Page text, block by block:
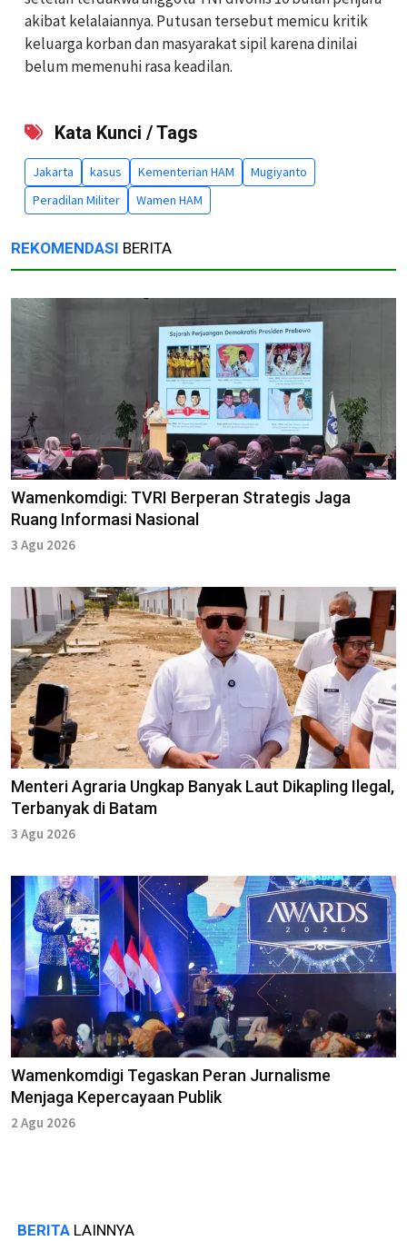
akibat kelalaiannya. Putusan tersebut memicu kritik
keluarga korban dan masyarakat sipil karena dinilai
belum memenuhi rasa keadilan.
Kata Kunci / Tags
Jakarta kasus Kementerian HAM
Mugiyanto
Peradilan Militer
Wamen HAM
REKOMENDASI BERITA
Wamenkomdigi: TVRI Berperan Strategis Jaga
Ruang Informasi Nasional
3 Agu 2026
Menteri Agraria Ungkap Banyak Laut Dikapling Ilegal,
Terbanyak di Batam
3 Agu 2026
Wamenkomdigi Tegaskan Peran Jurnalisme
Menjaga Kepercayaan Publik
2 Agu 2026
BERITA LAINNYA